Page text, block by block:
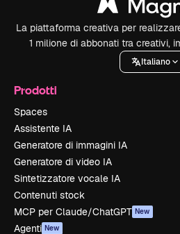
La piattaforma creativa per
1 milione di abbonati tra creativi,
Italiano
Prodotti
Spaces
Assistente IA
Generatore di immagini IA
Generatore di video IA
Sintetizzatore vocale IA
Contenuti stock
MCP per Claude/ChatGPT New
Agenti New